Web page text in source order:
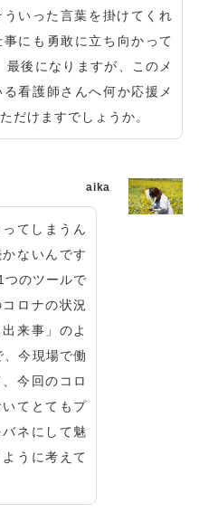
いった言葉を掛けてくれ
にも勇敢に立ち向かって
後になりますが、このメ
看護師さんへ何か応援メ
だけますでしょうか。
aika
てしまうん
ないんです
つのツールで
ロナの状況
来事」のよ
今現場で働
今回のコロ
てとてもプ
ネにして魅
うに考えて